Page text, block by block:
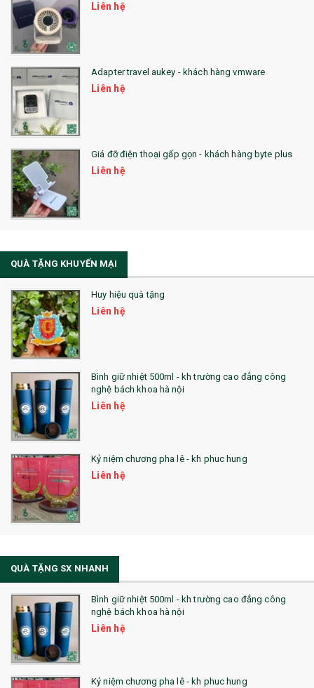
QUÀ TẶNG SX NHANH
QUÀ TẶNG HỘI THẢO
QUÀ TẶNG CÔNG NGHỆ
SẢN PHẨM ĐÃ THỰC HIỆN
QUÀ TẶNG SỨC KHỎE
SẢN PHẨM MỚI 2021
Sổ Sạc Đa Năng
La Fonte
Liên hệ
Adapter travel aukey - khách hàng vmware
Liên hệ
Giá đỡ điện thoại gấp gọn - khách hàng byte plus
Liên hệ
QUÀ TẶNG KHUYẾN MẠI
Huy hiệu quà tặng
Liên hệ
Bình giữ nhiệt 500ml - kh trường cao đẳng công
nghệ bách khoa hà nội
Liên hệ
Kỷ niệm chương pha lê - kh phuc hung
Liên hệ
QUÀ TẶNG SX NHANH
Bình giữ nhiệt 500ml - kh trường cao đẳng công
nghệ bách khoa hà nội
Liên hệ
Kỷ niệm chương pha lê - kh phuc hung